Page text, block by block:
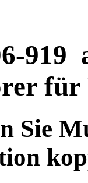
919
für
Sie